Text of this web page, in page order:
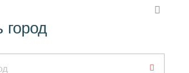
город